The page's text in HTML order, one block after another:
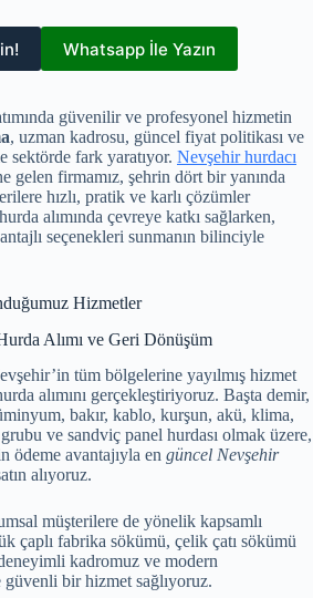
Whatsapp İle Yazın
güvenilir ve profesyonel hizmetin
, uzman kadrosu, güncel fiyat politikası ve
sektörde fark yaratıyor. Nevşehir hurdacı
gelen firmamız, şehrin dört bir yanında
hızlı, pratik ve karlı çözümler
alımında çevreye katkı sağlarken,
seçenekleri sunmanın bilinciyle
Hizmetler
Alımı ve Geri Dönüşüm
tüm bölgelerine yayılmış hizmet
alımını gerçekleştiriyoruz. Başta demir,
bakır, kablo, kurşun, akü, klima,
ve sandviç panel hurdası olmak üzere,
ödeme avantajıyla en güncel Nevşehir
alıyoruz.
müşterilere de yönelik kapsamlı
çaplı fabrika sökümü, çelik çatı sökümü
kadromuz ve modern
güvenli bir hizmet sağlıyoruz.